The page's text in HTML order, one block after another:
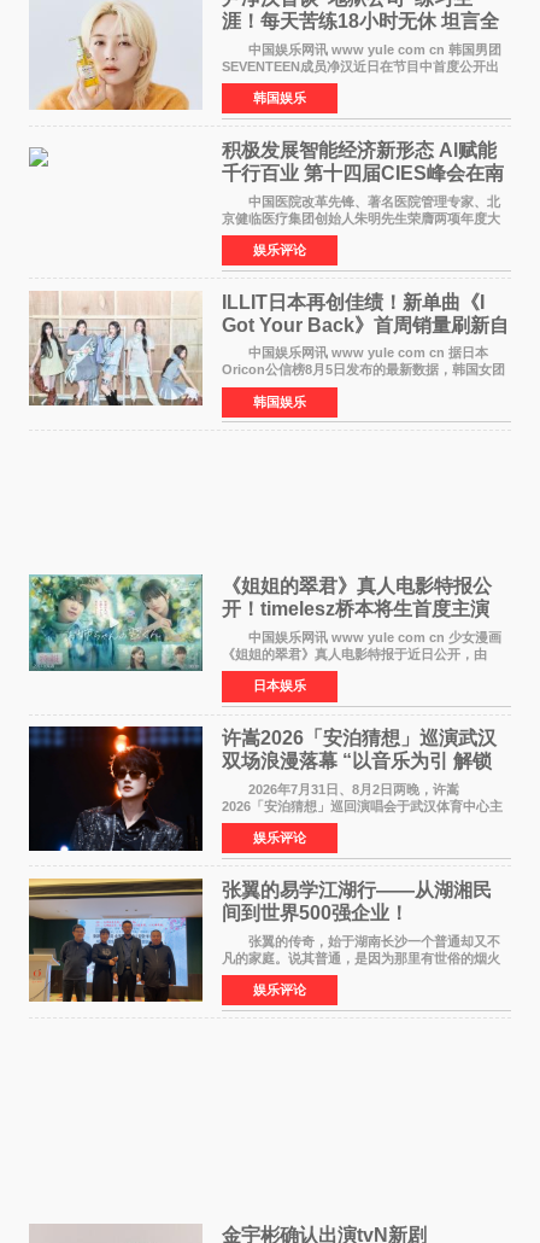
涯！每天苦练18小时无休 坦言全
靠成员撑过来
中国娱乐网讯 www yule com cn 韩国男团
SEVENTEEN成员净汉近日在节目中首度公开出
道前的残酷练习生经历，并提及经纪公司Pledis
娱乐，引发广泛关注。 在8月2日播出的日本
TBS综艺节目《周
韩国娱乐
积极发展智能经济新形态 Al赋能
千行百业 第十四届CIES峰会在南
京盛大召开
中国医院改革先锋、著名医院管理专家、北
京健临医疗集团创始人朱明先生荣膺两项年度大
奖 2026年7月31日，盛夏金陵，长江之畔，
以重落地·真务实·强链接为主题的2026&lsquo;人
工智能+&rsquo
娱乐评论
ILLIT日本再创佳绩！新单曲《I
Got Your Back》首周销量刷新自
身纪录
中国娱乐网讯 www yule com cn 据日本
Oricon公信榜8月5日发布的最新数据，韩国女团
ILLIT在日本发行的第二张单曲《I Got Your
Back》首周销量达到71,009张，成功跻身最新一
期周单曲排行
韩国娱乐
《姐姐的翠君》真人电影特报公
开！timelesz桥本将生首度主演
12月4日上映
中国娱乐网讯 www yule com cn 少女漫画
《姐姐的翠君》真人电影特报于近日公开，由
timelesz成员桥本将生担任主演，这也是他首次
担任电影主演，引发高度关注。 女高中生咲
苗翠（中岛瑠菜
日本娱乐
许嵩2026「安泊猜想」巡演武汉
双场浪漫落幕 “以音乐为引 解锁
江城记忆”
2026年7月31日、8月2日两晚，许嵩
2026「安泊猜想」巡回演唱会于武汉体育中心主
体育场盛大开唱。许嵩与数万歌迷在此相聚，从
浪漫惬意的舞台设计到充满诚意与惊喜的现场互
动，共同开启了一场关于
娱乐评论
张翼的易学江湖行——从湖湘民
间到世界500强企业！
张翼的传奇，始于湖南长沙一个普通却又不
凡的家庭。说其普通，是因为那里有世俗的烟火
气；说其不凡，是因为家中有一位洞悉天地玄机
的长者——他的爷爷。作为当地的风水师，爷爷
是张翼走进易学
娱乐评论
金宇彬确认出演tvN新剧